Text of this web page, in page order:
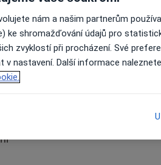
nám a našim partnerům
ke shromažďování údajů pro
zvyklostí při procházení. Své
v nastavení. Další informace